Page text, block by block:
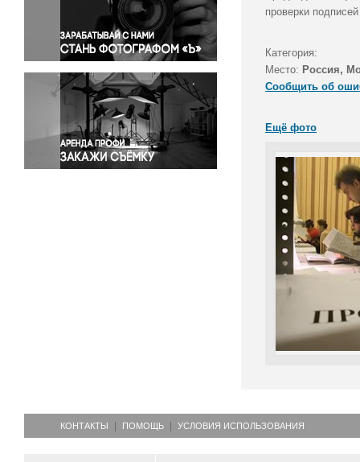
Правосудие
Происшествия и конфликты
Религия
Светская жизнь
Спорт
Экология
Экономика и бизнес
проверки
Категория:
Место: Россия,
Сообщить об
Ещё фото
КОНТАКТЫ ПОМОЩЬ УСЛОВИЯ ИСПОЛЬЗОВАНИЯ